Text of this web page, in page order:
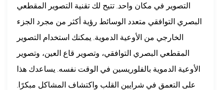
التصوير في مكان واحد. تتيح لك تقنية التصوير المقطعي
البصري التوافقي متعدد الوسائط رؤية أكثر من مجرد الجزء
الخارجي من الأوعية الدموية. يمكنك استخدام التصوير
المقطعي البصري التوافقي، وتصوير قاع العين، وتصوير
الأوعية الدموية بالفلوريسين في الوقت نفسه. يساعدك هذا
على التعمق في شرايين القلب واكتشاف المشاكل مبكرًا.